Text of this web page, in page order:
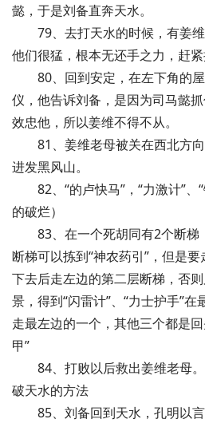
懿，于是刘备直奔天水。
79、去打天水的时候，有姜
他们很猛，根本无还手之力，赶紧
80、回到安定，在左下角的
仪，他告诉刘备，是因为司马懿
效忠他，所以姜维不得不从。
81、姜维老母被关在西北方
进发黑风山。
82、“的卢快马”，“力激计”
的破烂）
83、在一个死胡同有2个断
断梯可以拣到“神农药引”，但是
下去后走左边的第二层断梯，否
景，得到“闪雷计”、“力士护手”在
走最左边的一个，其他三个都是
甲”
84、打败以后救出姜维老母
破天水的方法
85、刘备回到天水，孔明以